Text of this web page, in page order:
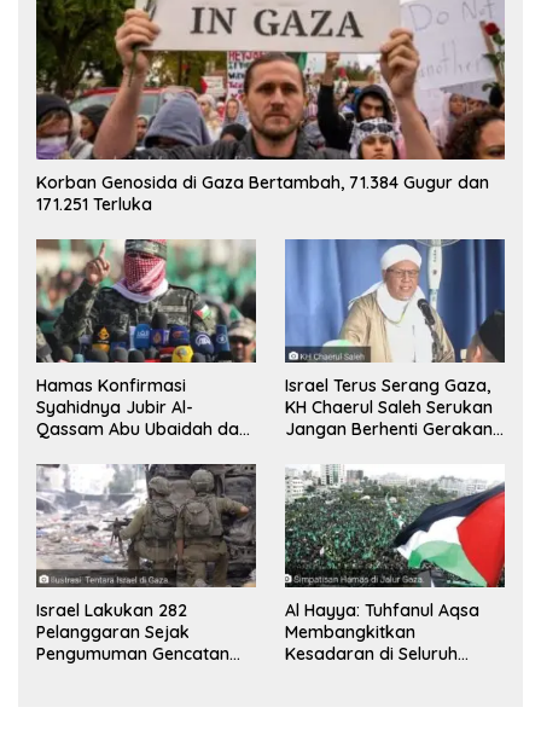
Korban Genosida di Gaza Bertambah, 71.384 Gugur dan
171.251 Terluka
Hamas Konfirmasi
Syahidnya Jubir Al-
Qassam Abu Ubaidah dan
Sinwar
Israel Terus Serang Gaza,
KH Chaerul Saleh Serukan
Jangan Berhenti Gerakan
Israel Lakukan 282
Pelanggaran Sejak
Pengumuman Gencatan
Al Hayya: Tuhfanul Aqsa
Membangkitkan
Kesadaran di Seluruh